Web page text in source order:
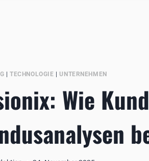
TECHNOLOGIE UNTERNEHMEN
Wie